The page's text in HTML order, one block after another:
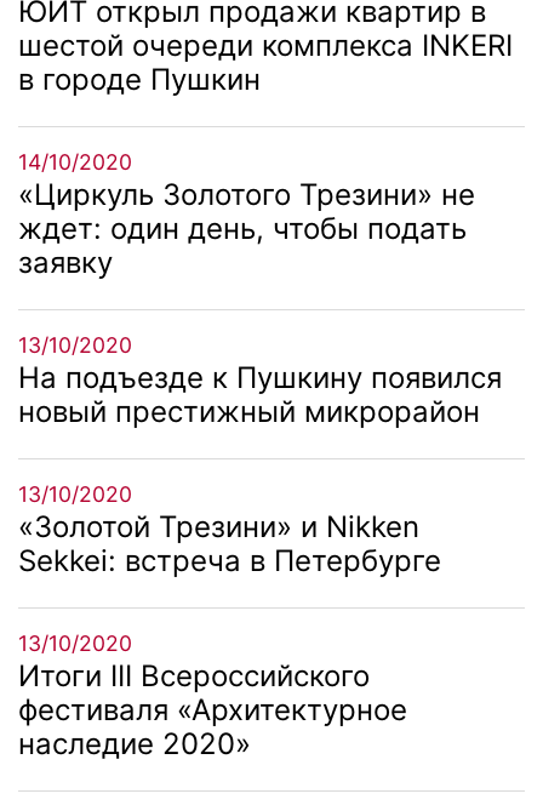
ЮИТ открыл продажи квартир в
шестой очереди комплекса INKERI
в городе Пушкин
14/10/2020
«Циркуль Золотого Трезини» не
ждет: один день, чтобы подать
заявку
13/10/2020
На подъезде к Пушкину появился
новый престижный микрорайон
13/10/2020
«Золотой Трезини» и Nikken
Sekkei: встреча в Петербурге
13/10/2020
Итоги III Всероссийского
фестиваля «Архитектурное
наследие 2020»